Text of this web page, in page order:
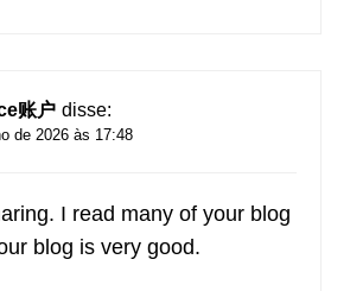
账户 disse:
de 2026 às 17:48
I read many of your blog
blog is very good.